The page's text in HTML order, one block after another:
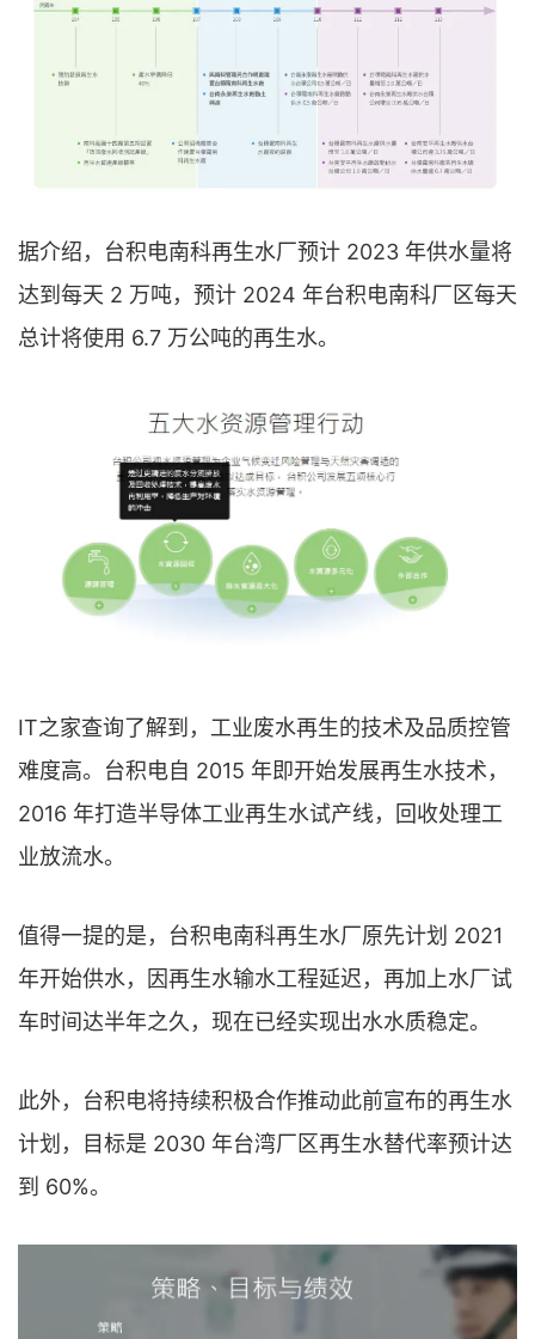
据介绍，台积电南科再生水厂预计 2023 年供水量将
达到每天 2 万吨，预计 2024 年台积电南科厂区每天
总计将使用 6.7 万公吨的再生水。
IT之家查询了解到，工业废水再生的技术及品质控管
难度高。台积电自 2015 年即开始发展再生水技术，
2016 年打造半导体工业再生水试产线，回收处理工
业放流水。
值得一提的是，台积电南科再生水厂原先计划 2021
年开始供水，因再生水输水工程延迟，再加上水厂试
车时间达半年之久，现在已经实现出水水质稳定。
此外，台积电将持续积极合作推动此前宣布的再生水
计划，目标是 2030 年台湾厂区再生水替代率预计达
到 60%。